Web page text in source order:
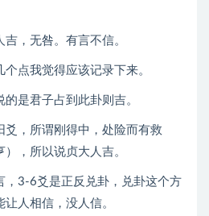
，无咎。有言不信。
点我觉得应该记录下来。
是君子占到此卦则吉。
爻，所谓刚得中，处险而有救
），所以说贞大人吉。
，3-6爻是正反兑卦，兑卦这个方
人相信，没人信。